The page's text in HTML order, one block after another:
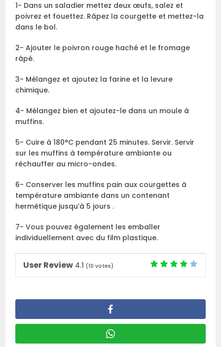
1- Dans un saladier mettez deux œufs, salez et
poivrez et fouettez. Râpez la courgette et mettez-la
dans le bol.
2- Ajouter le poivron rouge haché et le fromage
râpé.
3- Mélangez et ajoutez la farine et la levure
chimique.
4- Mélangez bien et ajoutez-le dans un moule à
muffins.
5- Cuire à 180°C pendant 25 minutes. Servir. Servir
sur les muffins à température ambiante ou
réchauffer au micro-ondes.
6- Conserver les muffins pain aux courgettes à
température ambiante dans un contenant
hermétique jusqu’à 5 jours .
7- Vous pouvez également les emballer
individuellement avec du film plastique.
User Review 4.1 (10 votes)